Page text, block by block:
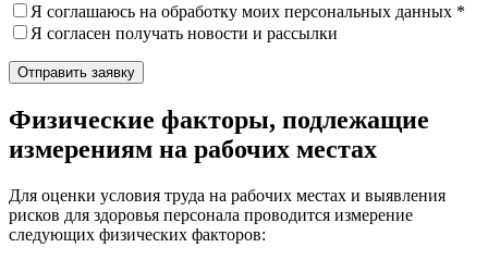
Я соглашаюсь на обработку моих персональных данных *
Я согласен получать новости и рассылки
Физические факторы, подлежащие
измерениям на рабочих местах
Для оценки условия труда на рабочих местах и выявления
рисков для здоровья персонала проводится измерение
следующих физических факторов: